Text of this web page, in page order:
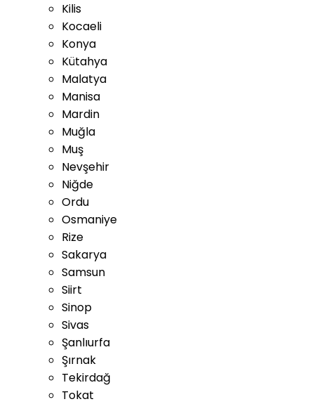
Kilis
Kocaeli
Konya
Kütahya
Malatya
Manisa
Mardin
Muğla
Muş
Nevşehir
Niğde
Ordu
Osmaniye
Rize
Sakarya
Samsun
Siirt
Sinop
Sivas
Şanlıurfa
Şırnak
Tekirdağ
Tokat